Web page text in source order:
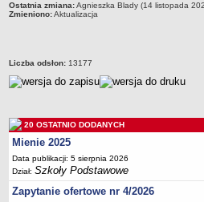
Majątek
Zarządzenia
Rejestry, ewidencje, archiwa
Sprawozdania
Deklaracja dostępności
PORADNIE PSYCHOLOGICZNO-
Zespół Poradni
Ostatnia zmiana:Agnieszka Blady (14 listopada
Zmieniono:Aktualizacja
Liczba odsłon: 13177
20 OSTATNIO DODANYCH
Mienie 2025
Data publikacji: 5 sierpnia 2026
Dział:Szkoły Podstawowe
Zapytanie ofertowe nr 4/2026